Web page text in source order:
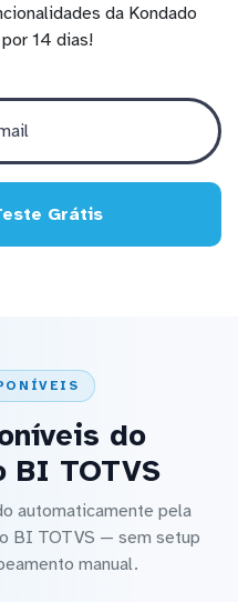
da Kondado
14 dias!
Grátis
do
BI TOTVS
automaticamente pela
BI TOTVS — sem setup
manual.